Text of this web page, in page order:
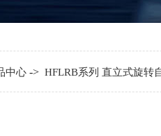
中心 -> HFLRB系列 直立式旋转